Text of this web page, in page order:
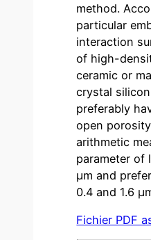
method.
particular
interaction
of high-
ceramic or
crystal
preferably
open
arithmetic
parameter of
µm and
0.4 and 1.6
Fichier PDF